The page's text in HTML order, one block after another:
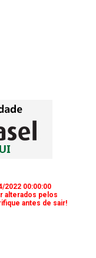
2022 00:00:00
alterados pelos
antes de sair!